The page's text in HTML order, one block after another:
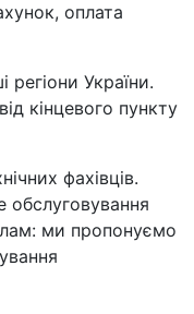
оплата
регіони України.
кінцевого пункту
фахівців.
обслуговування
ми пропонуємо